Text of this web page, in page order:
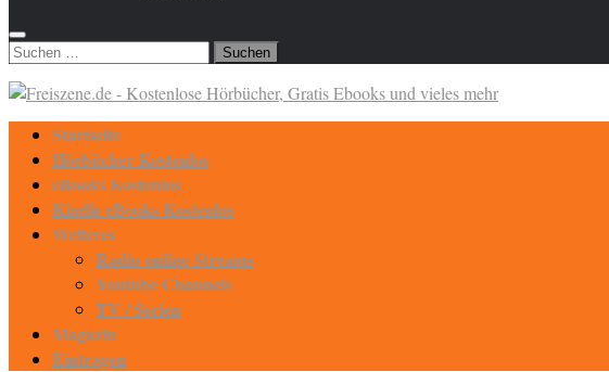
Suchen
Startseite
Hörbücher Kostenlos
eBooks Kostenlos
Kindle eBooks Kostenlos
Weiteres
Radio online Streams
Youtube Channels
TV / Serien
Magazin
Eintragen